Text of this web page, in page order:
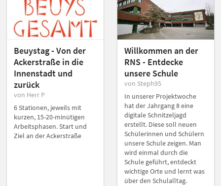
Beuystag - Von der
Ackerstraße in die
Innenstadt und
zurück
von Herr P
6 Stationen, jeweils mit
kurzen, 15-20-minütigen
Arbeitsphasen. Start und
Ziel an der Ackerstraße
Willkommen an der
RNS - Entdecke
unsere Schule
von Steph95
In unserer Projektwoche
hat der Jahrgang 8 eine
digitale Schnitzeljagd
erstellt. Diese soll neuen
Schülerinnen und Schülern
unsere Schule zeigen. Man
wird einmal durch die
Schule geführt, entdeckt
wichtige Orte und lernt was
über den Schulalltag.